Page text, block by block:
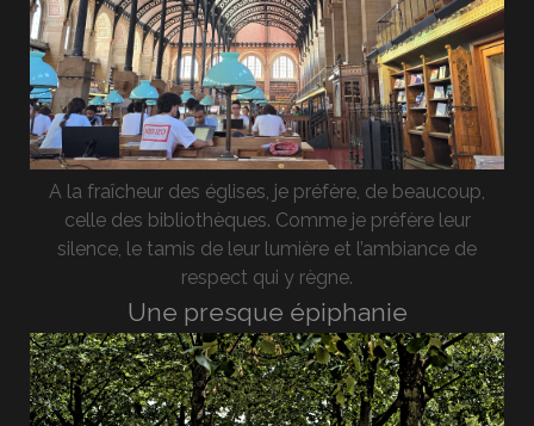
A la fraîcheur des églises, je préfère, de beaucoup,
celle des bibliothèques. Comme je préfère leur
silence, le tamis de leur lumière et l’ambiance de
respect qui y règne.
Une presque épiphanie